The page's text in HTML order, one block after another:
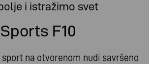
i istražimo svet
F10
na otvorenom nudi savršeno